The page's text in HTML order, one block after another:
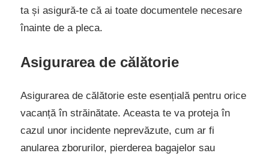
ta și asigură-te că ai toate documentele necesare
înainte de a pleca.
Asigurarea de călătorie
Asigurarea de călătorie este esențială pentru orice
vacanță în străinătate. Aceasta te va proteja în
cazul unor incidente neprevăzute, cum ar fi
anularea zborurilor, pierderea bagajelor sau